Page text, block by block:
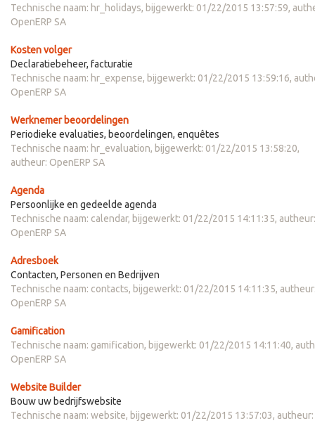
Technische naam: hr_holidays, bijgewerkt: 01/22/2015 13:57:59,
OpenERP SA
Kosten volger
Declaratiebeheer, facturatie
Technische naam: hr_expense, bijgewerkt: 01/22/2015 13:59:16,
OpenERP SA
Werknemer beoordelingen
Periodieke evaluaties, beoordelingen, enquêtes
Technische naam: hr_evaluation, bijgewerkt: 01/22/2015 13:58:20,
autheur: OpenERP SA
Agenda
Persoonlijke en gedeelde agenda
Technische naam: calendar, bijgewerkt: 01/22/2015 14:11:35, autheur:
OpenERP SA
Adresboek
Contacten, Personen en Bedrijven
Technische naam: contacts, bijgewerkt: 01/22/2015 14:11:35,
OpenERP SA
Gamification
Technische naam: gamification, bijgewerkt: 01/22/2015 14:11:40,
OpenERP SA
Website Builder
Bouw uw bedrijfswebsite
Technische naam: website, bijgewerkt: 01/22/2015 13:57:03, autheur: